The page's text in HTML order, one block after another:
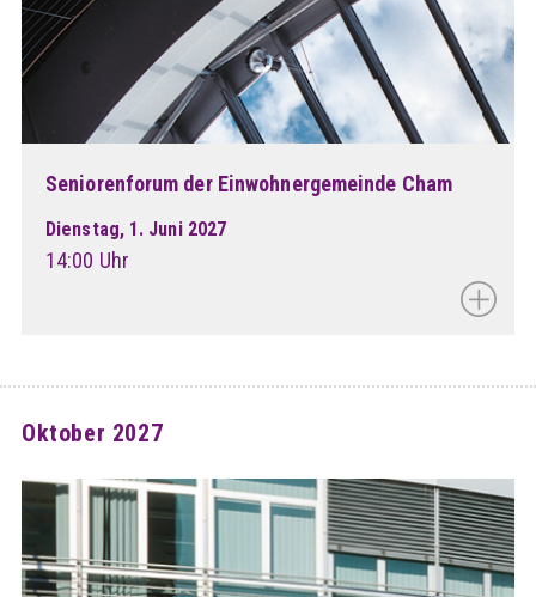
Seniorenforum der Einwohnergemeinde Cham
Dienstag, 1. Juni 2027
14:00 Uhr
Oktober 2027